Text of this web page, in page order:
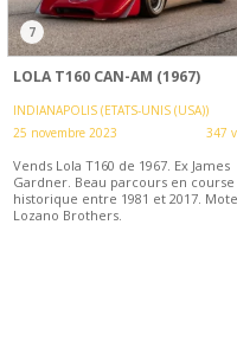
7
LOLA T160 CAN-AM (1967)
INDIANAPOLIS (ETATS-UNIS (USA))
25 novembre 2023
347
Vends Lola T160 de 1967. Ex James
Gardner. Beau parcours en course
historique entre 1981 et 2017.
Lozano Brothers.